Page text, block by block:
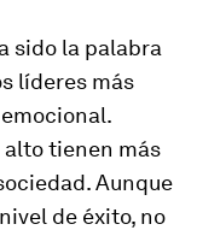
sido la palabra
líderes más
alto tienen más
Aunque
de éxito, no